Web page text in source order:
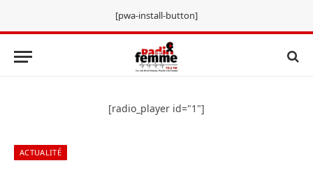
[pwa-install-button]
[radio_player id="1"]
ACTUALITÉ